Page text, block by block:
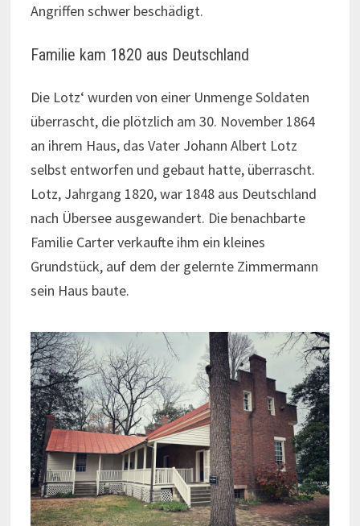
Angriffen schwer beschädigt.
Familie kam 1820 aus Deutschland
Die Lotz‘ wurden von einer Unmenge Soldaten
überrascht, die plötzlich am 30. November 1864
an ihrem Haus, das Vater Johann Albert Lotz
selbst entworfen und gebaut hatte, überrascht.
Lotz, Jahrgang 1820, war 1848 aus Deutschland
nach Übersee ausgewandert. Die benachbarte
Familie Carter verkaufte ihm ein kleines
Grundstück, auf dem der gelernte Zimmermann
sein Haus baute.